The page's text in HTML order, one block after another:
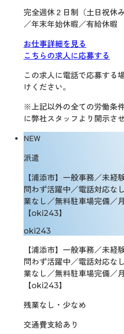
完全週休２日制（土日祝休
／年末年始休暇／有給休暇
お仕事詳細を見る
こちらの求人に応募する
この求人に電話で応募する
けください。
※上記以外の全ての労働条
に弊社スタッフより開示さ
NEW
派遣
【浦添市】一般事務／未
問わず活躍中／電話対応な
業なし／無料駐車場完備／
【oki243】
oki243
【浦添市】一般事務／未
問わず活躍中／電話対応な
業なし／無料駐車場完備／
【oki243】
残業なし・少なめ
交通費支給あり